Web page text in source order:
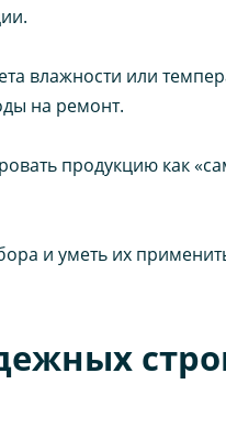
влажности или
на ремонт.
продукцию как
и уметь их